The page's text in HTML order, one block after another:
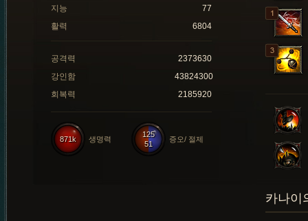
지능
77
활력
6804
공격력
2373630
강인함
43824300
회복력
2185920
125
51
증오/ 절제
871k 생명력
카나이